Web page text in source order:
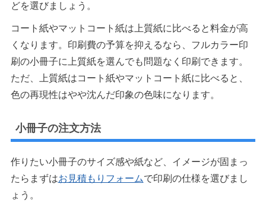
どを選びましょう。
コート紙やマットコート紙は上質紙に比べると料金が高
くなります。印刷費の予算を抑えるなら、フルカラー印
刷の小冊子に上質紙を選んでも問題なく印刷できます。
ただ、上質紙はコート紙やマットコート紙に比べると、
色の再現性はやや沈んだ印象の色味になります。
小冊子の注文方法
作りたい小冊子のサイズ感や紙など、イメージが固まっ
たらまずはお見積もりフォームで印刷の仕様を選びまし
ょう。